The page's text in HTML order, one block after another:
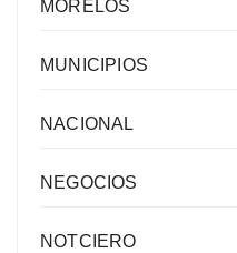
MORELOS
MUNICIPIOS
NACIONAL
NEGOCIOS
NOTCIERO